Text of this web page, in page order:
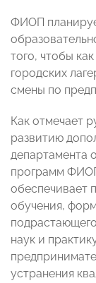
ФИОП
того, чтобы
городских
смены по
Как отмечает
развитию
департамента
программ
обеспечивает
обучения,
наук и
устранения